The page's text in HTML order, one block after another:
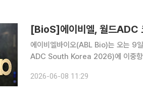
[BioS]에이비엘, 월드ADC
에이비엘바이오(ABL Bio)는 오는 9
ADC South Korea 2026)에 이중항
전략과 최신 기술 등을 논의하는 자리
2026-06-08 11:29